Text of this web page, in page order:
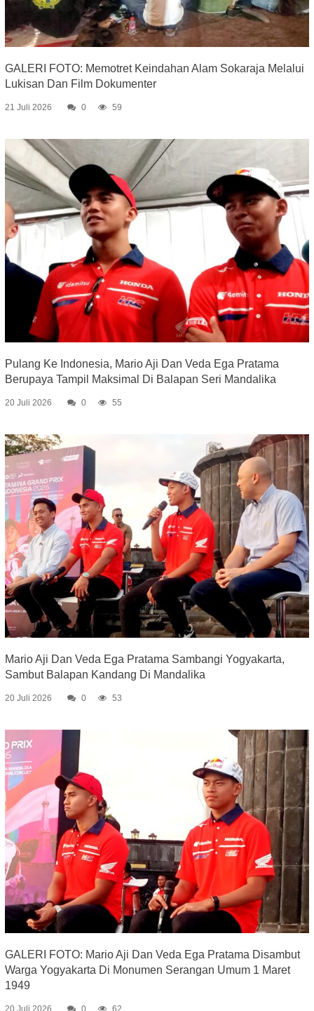
GALERI FOTO: Memotret Keindahan Alam Sokaraja Melalui
Lukisan Dan Film Dokumenter
21 Juli 2026 0 59
Pulang Ke Indonesia, Mario Aji Dan Veda Ega Pratama
Berupaya Tampil Maksimal Di Balapan Seri Mandalika
20 Juli 2026 0 55
Mario Aji Dan Veda Ega Pratama Sambangi Yogyakarta,
Sambut Balapan Kandang Di Mandalika
20 Juli 2026 0 53
GALERI FOTO: Mario Aji Dan Veda Ega Pratama Disambut
Warga Yogyakarta Di Monumen Serangan Umum 1 Maret
1949
20 Juli 2026 0 62